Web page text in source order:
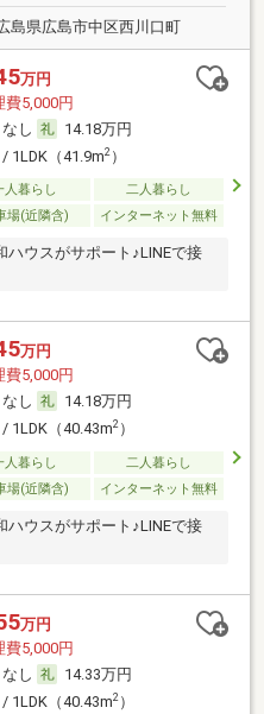
島県広島市中区西川口町
万円
費5,000円
なし
14.18万円
/ 1LDK（41.9m2）
人暮らし
二人暮らし
場(近隣含) インターネット無料
ウスがサポート♪LINEで接
万円
費5,000円
なし
14.18万円
/ 1LDK（40.43m2）
人暮らし
二人暮らし
場(近隣含) インターネット無料
ウスがサポート♪LINEで接
万円
費5,000円
なし
14.33万円
/ 1LDK（40.43m2）